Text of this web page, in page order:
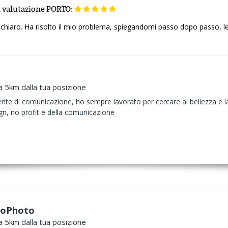
valutazionePORTO:
Ha risolto il mio problema, spiegandomi passo dopo passo,
5km dalla tua posizione
di comunicazione, ho sempre lavorato per cercare al bellezza e
no profit e della comunicazione
5km dalla tua posizione